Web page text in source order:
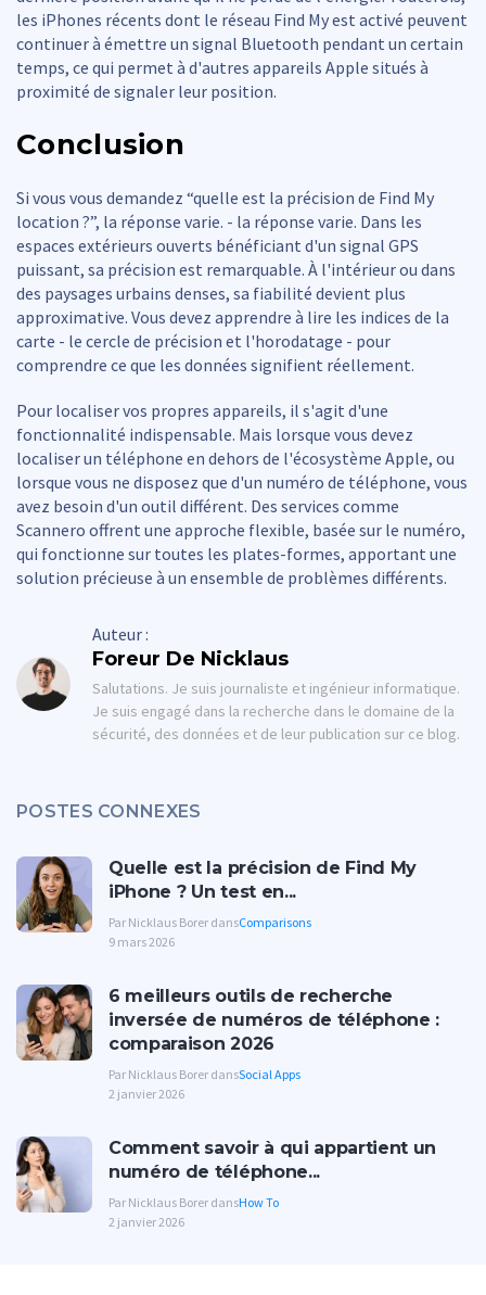
les iPhones récents dont le réseau Find My est activé peuvent
continuer à émettre un signal Bluetooth pendant un certain
temps, ce qui permet à d'autres appareils Apple situés à
proximité de signaler leur position.
Conclusion
Si vous vous demandez “quelle est la précision de Find My
location ?”, la réponse varie. - la réponse varie. Dans les
espaces extérieurs ouverts bénéficiant d'un signal GPS
puissant, sa précision est remarquable. À l'intérieur ou dans
des paysages urbains denses, sa fiabilité devient plus
approximative. Vous devez apprendre à lire les indices de la
carte - le cercle de précision et l'horodatage - pour
comprendre ce que les données signifient réellement.
Pour localiser vos propres appareils, il s'agit d'une
fonctionnalité indispensable. Mais lorsque vous devez
localiser un téléphone en dehors de l'écosystème Apple, ou
lorsque vous ne disposez que d'un numéro de téléphone, vous
avez besoin d'un outil différent. Des services comme
Scannero offrent une approche flexible, basée sur le numéro,
qui fonctionne sur toutes les plates-formes, apportant une
solution précieuse à un ensemble de problèmes différents.
Auteur :
Foreur De Nicklaus
Salutations. Je suis journaliste et ingénieur informatique.
Je suis engagé dans la recherche dans le domaine de la
sécurité, des données et de leur publication sur ce blog.
POSTES CONNEXES
Quelle est la précision de Find My
iPhone ? Un test en...
Par Nicklaus Borer dansComparisons
9 mars 2026
6 meilleurs outils de recherche
inversée de numéros de téléphone :
comparaison 2026
Par Nicklaus Borer dansSocial Apps
2 janvier 2026
Comment savoir à qui appartient un
numéro de téléphone...
Par Nicklaus Borer dansHow To
2 janvier 2026